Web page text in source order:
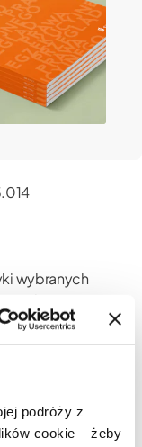
podróży z
cookie – żeby
wybranych
podstawie
opis zakresu
odwołanie
oraz
nacisk